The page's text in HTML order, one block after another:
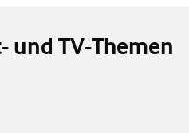
und TV-Themen